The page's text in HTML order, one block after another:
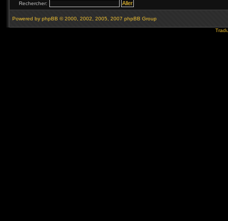
Rechercher:
Powered by phpBB © 2000, 2002, 2005, 2007 phpBB Group